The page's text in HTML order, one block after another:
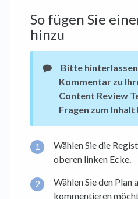
So fügen Sie
hinzu
Bitte hinterlassen
Kommentar zu
Content Review
Fragen zum Inhalt
Wählen Sie die
oberen linken Ecke.
Wählen Sie den Plan
kommentieren